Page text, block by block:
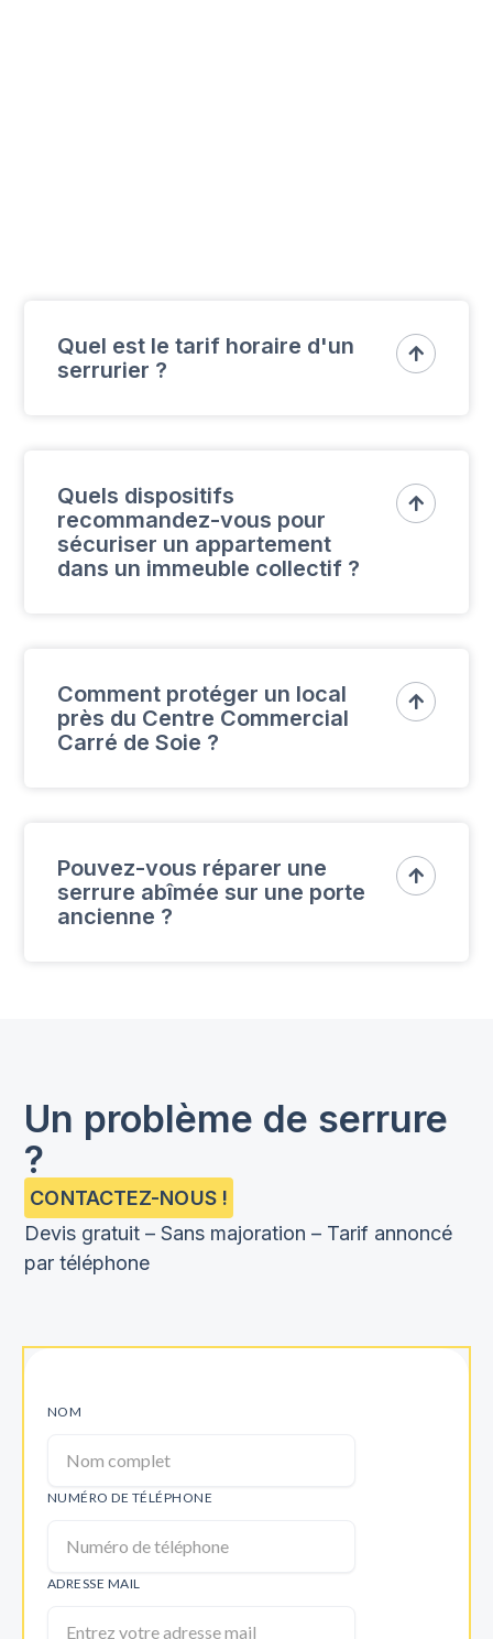
Quel est le tarif horaire d'un
serrurier ?

personnalisé pour connaître en détail le coût
de l’intervention.
Quels dispositifs
recommandez-vous pour
sécuriser un appartement
dans un immeuble collectif ?

des verrous supplémentaires pour renforcer
la sécurité des appartements.
Comment protéger un local
près du Centre Commercial
Carré de Soie ?

renforcés pour sécuriser les locaux
commerciaux.
Pouvez-vous réparer une
serrure abîmée sur une porte
ancienne ?

Un problème de serrure
?
CONTACTEZ-NOUS !
Devis gratuit – Sans majoration – Tarif annoncé
par téléphone
NOM
NUMÉRO DE TÉLÉPHONE
ADRESSE MAIL